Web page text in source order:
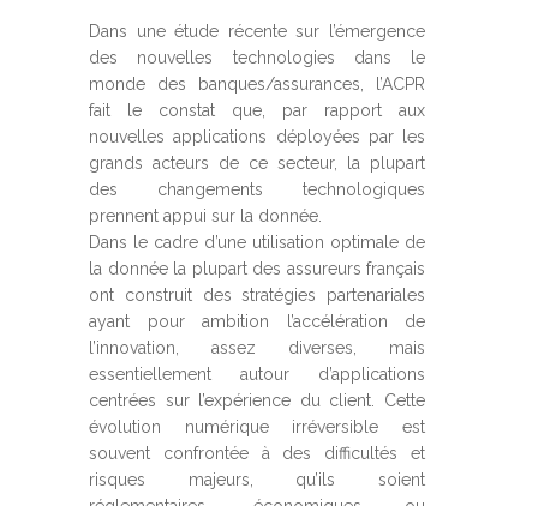
Dans une étude récente sur l’émergence
des nouvelles technologies dans le
monde des banques/assurances, l’ACPR
fait le constat que, par rapport aux
nouvelles applications déployées par les
grands acteurs de ce secteur, la plupart
des changements technologiques
prennent appui sur la donnée.
Dans le cadre d’une utilisation optimale de
la donnée la plupart des assureurs français
ont construit des stratégies partenariales
ayant pour ambition l’accélération de
l’innovation, assez diverses, mais
essentiellement autour d’applications
centrées sur l’expérience du client. Cette
évolution numérique irréversible est
souvent confrontée à des difficultés et
risques majeurs, qu’ils soient